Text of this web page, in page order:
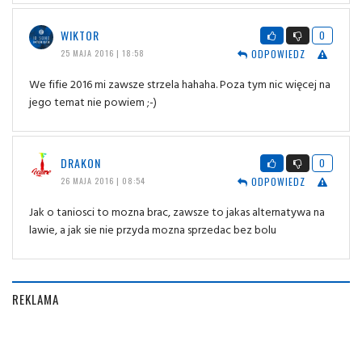
WIKTOR
25 MAJA 2016 | 18:58
0
ODPOWIEDZ
We fifie 2016 mi zawsze strzela hahaha. Poza tym nic więcej na
jego temat nie powiem ;-)
DRAKON
26 MAJA 2016 | 08:54
0
ODPOWIEDZ
Jak o taniosci to mozna brac, zawsze to jakas alternatywa na
lawie, a jak sie nie przyda mozna sprzedac bez bolu
REKLAMA